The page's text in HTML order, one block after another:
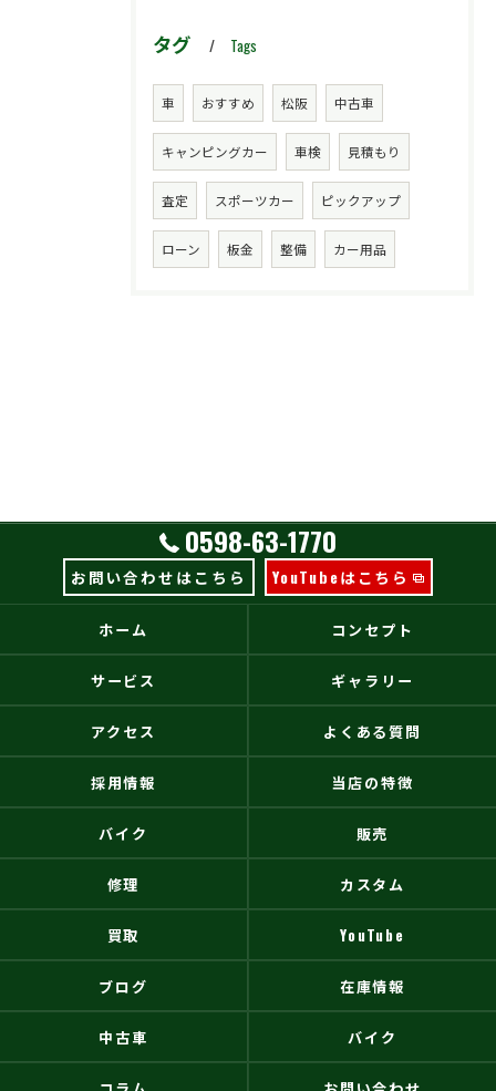
タグ Tags
車 おすすめ 松阪 中古車
キャンピングカー 車検 見積もり
査定 スポーツカー ピックアップ
ローン 板金 整備 カー用品
0598-63-1770
お問い合わせはこちら YouTubeはこちら
ホーム コンセプト
サービス ギャラリー
アクセス よくある質問
採用情報 当店の特徴
バイク 販売
修理 カスタム
買取 YouTube
ブログ 在庫情報
中古車 バイク